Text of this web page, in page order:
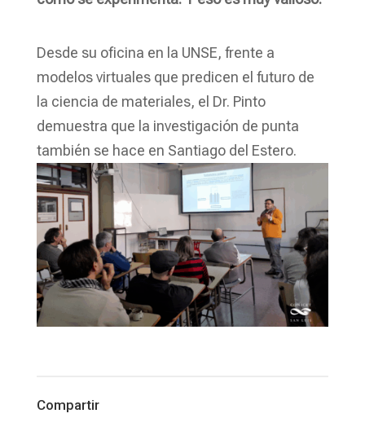
Desde su oficina en la UNSE, frente a
modelos virtuales que predicen el futuro de
la ciencia de materiales, el Dr. Pinto
demuestra que la investigación de punta
también se hace en Santiago del Estero.
Compartir